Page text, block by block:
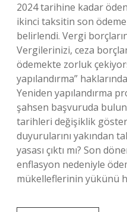
2024 tarihine kadar
ikinci taksitin son
belirlendi. Vergi
Vergilerinizi, ceza
ödemekte zorluk
yapılandırma”
Yeniden yapılandırma
şahsen başvuruda
tarihleri ​​değişiklik
duyurularını yakından
yasası çıktı mı? Son
enflasyon nedeniyle
mükelleflerinin yükünü